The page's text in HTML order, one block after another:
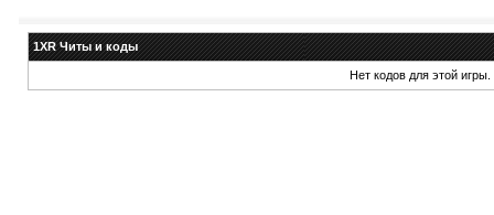
1XR Читы и коды
Нет кодов для этой игры.